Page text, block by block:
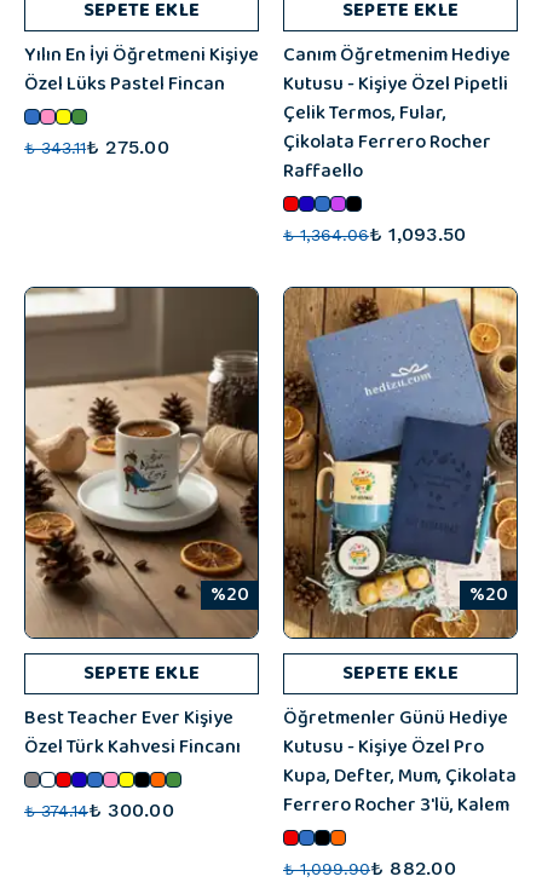
SEPETE EKLE
Yılın En İyi Öğretmeni Kişiye
Özel Lüks Pastel Fincan
₺ 343.11₺ 275.00
SEPETE EKLE
Canım Öğretmenim Hediye
Kutusu - Kişiye Özel Pipetli
Çelik Termos, Fular,
Çikolata Ferrero Rocher
Raffaello
₺ 1,364.06₺ 1,093.50
%20
SEPETE EKLE
Best Teacher Ever Kişiye
Özel Türk Kahvesi Fincanı
₺ 374.14₺ 300.00
%20
SEPETE EKLE
Öğretmenler Günü Hediye
Kutusu - Kişiye Özel Pro
Kupa, Defter, Mum, Çikolata
Ferrero Rocher 3'lü, Kalem
₺ 1,099.90₺ 882.00